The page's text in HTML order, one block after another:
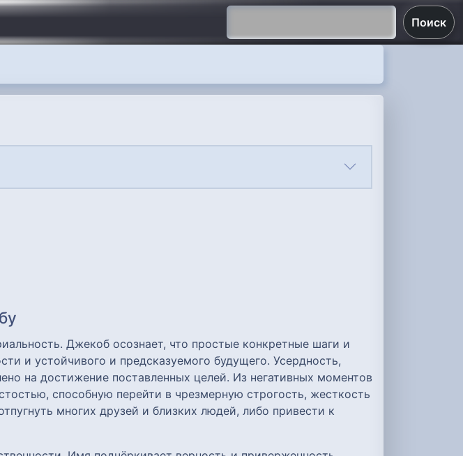
Поиск
Джекоб осознает, что простые конкретные шаги и
и устойчивого и предсказуемого будущего. Усердность,
на достижение поставленных целей. Из негативных моментов
способную перейти в чрезмерную строгость, жесткость
многих друзей и близких людей, либо привести к